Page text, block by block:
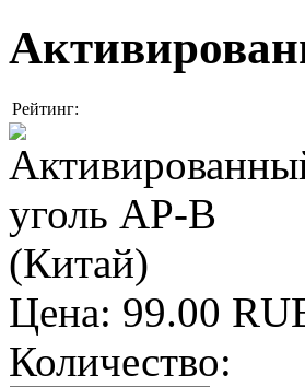
Рейтинг:
Цена: 99.00
Количество: